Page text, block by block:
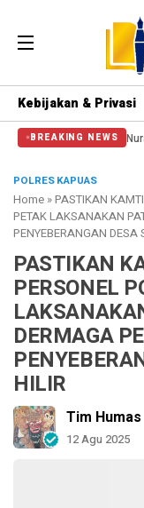
Kebijakan & Privasi
BREAKING NEWS
Hati Nurani
POLRES KAPUAS
Home »PASTIKAN
PETAK LAKSANAKAN
PENYEBERANGAN DESA
PASTIKAN
PERSONEL
DERMAGA
HILIR
Tim Humas
12 Agu 2025